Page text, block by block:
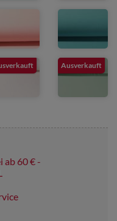
Ausverkauft
ab 60 € -